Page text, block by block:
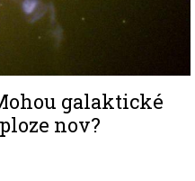
galaktické
nov?